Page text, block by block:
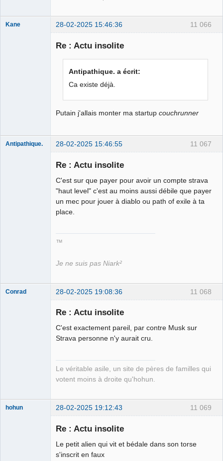
11 066
Kane 28-02-2025 15:46:36
Re : Actu insolite
Antipathique. a écrit:
Ca existe déjà.
Putain j'allais monter ma startup couchrunner
11 067
Antipathique. 28-02-2025 15:46:55
Re : Actu insolite
C'est sur que payer pour avoir un compte strava
"haut level" c'est au moins aussi débile que payer
un mec pour jouer à diablo ou path of exile à ta
place.
™
Je ne suis pas Niark²
11 068
Conrad 28-02-2025 19:08:36
Re : Actu insolite
C'est exactement pareil, par contre Musk sur
Strava personne n'y aurait cru.
Le véritable asile, un site de pères de familles qui
votent moins à droite qu'hohun.
11 069
hohun 28-02-2025 19:12:43
Re : Actu insolite
Le petit alien qui vit et bédale dans son torse
s'inscrit en faux